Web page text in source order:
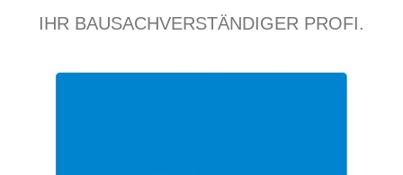
IHR BAUSACHVERSTÄNDIGER PROFI.